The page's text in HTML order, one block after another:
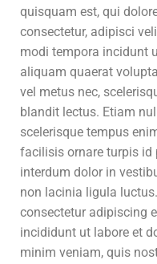
quisquam est, qui
consectetur, adipisci
modi tempora incidunt
aliquam quaerat
vel metus nec,
blandit lectus. Etiam
scelerisque tempus
facilisis ornare turpis id
interdum dolor in
non lacinia ligula
consectetur adipiscing
incididunt ut labore et
minim veniam, quis